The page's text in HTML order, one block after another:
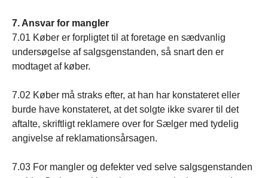
7. Ansvar for mangler
7.01 Køber er forpligtet til at foretage en sædvanlig
undersøgelse af salgsgenstanden, så snart den er
modtaget af køber.
7.02 Køber må straks efter, at han har konstateret eller
burde have konstateret, at det solgte ikke svarer til det
aftalte, skriftligt reklamere over for Sælger med tydelig
angivelse af reklamationsårsagen.
7.03 For mangler og defekter ved selve salgsgenstanden